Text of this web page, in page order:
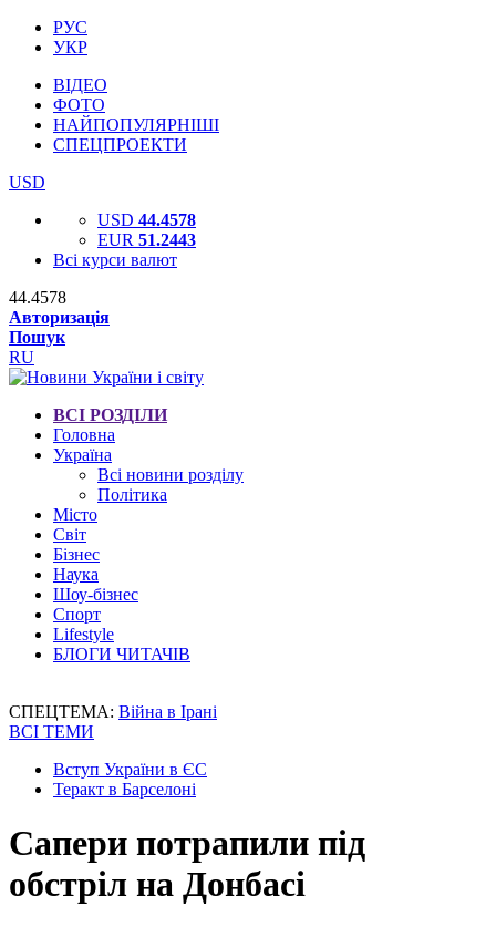
РУС
УКР
ВІДЕО
ФОТО
НАЙПОПУЛЯРНІШІ
СПЕЦПРОЕКТИ
USD
USD 44.4578
EUR 51.2443
Всі курси валют
44.4578
Авторизація
Пошук
RU
ВСІ РОЗДІЛИ
Головна
Україна
Всі новини розділу
Політика
Місто
Світ
Бізнес
Наука
Шоу-бізнес
Спорт
Lifestyle
БЛОГИ ЧИТАЧІВ
СПЕЦТЕМА: Війна в Ірані
ВСІ ТЕМИ
Вступ України в ЄС
Теракт в Барселоні
Сапери потрапили під
обстріл на Донбасі